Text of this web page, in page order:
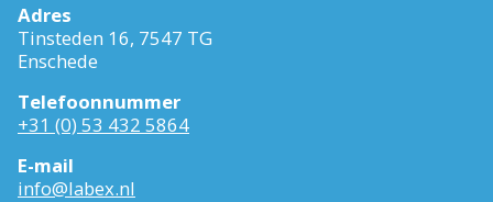
Adres
Tinsteden 16, 7547 TG
Enschede
Telefoonnummer
+31 (0) 53 432 5864
E-mail
info@labex.nl